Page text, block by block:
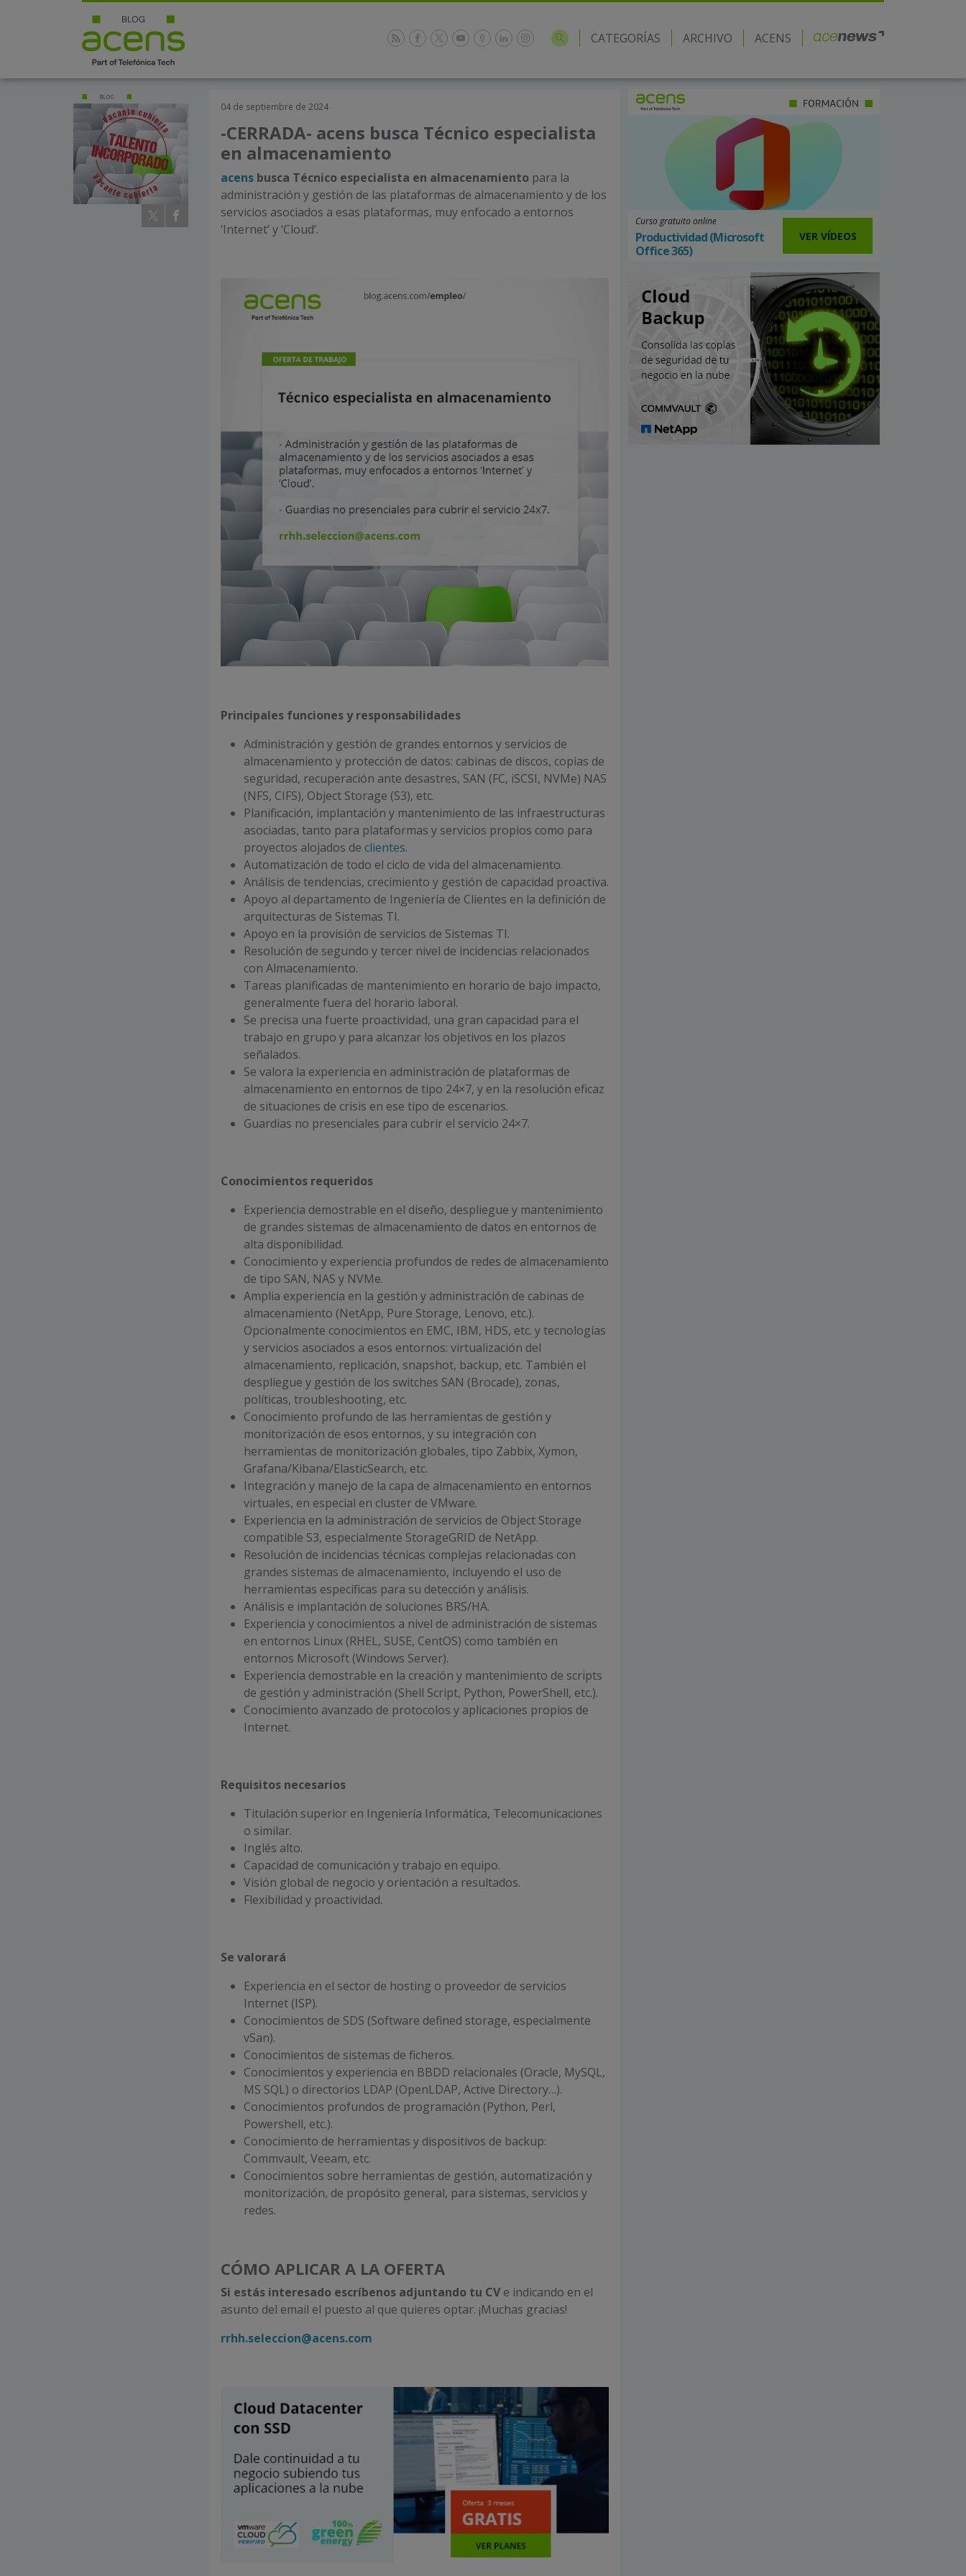
CATEGORÍAS ARCHIVO ACENS
04 de septiembre de 2024
-CERRADA- acens busca Técnico especialista
en almacenamiento
acens busca Técnico especialista en almacenamiento para la
administración y gestión de las plataformas de almacenamiento y de los
servicios asociados a esas plataformas, muy enfocado a entornos
‘Internet’ y ‘Cloud’.
Principales funciones y responsabilidades
Administración y gestión de grandes entornos y servicios de
almacenamiento y protección de datos: cabinas de discos, copias de
seguridad, recuperación ante desastres, SAN (FC, iSCSI, NVMe) NAS
(NFS, CIFS), Object Storage (S3), etc.
Planificación, implantación y mantenimiento de las infraestructuras
asociadas, tanto para plataformas y servicios propios como para
proyectos alojados de clientes.
Automatización de todo el ciclo de vida del almacenamiento.
Análisis de tendencias, crecimiento y gestión de capacidad proactiva.
Apoyo al departamento de Ingeniería de Clientes en la definición de
arquitecturas de Sistemas TI.
Apoyo en la provisión de servicios de Sistemas TI.
Resolución de segundo y tercer nivel de incidencias relacionados
con Almacenamiento.
Tareas planificadas de mantenimiento en horario de bajo impacto,
generalmente fuera del horario laboral.
Se precisa una fuerte proactividad, una gran capacidad para el
trabajo en grupo y para alcanzar los objetivos en los plazos
señalados.
Se valora la experiencia en administración de plataformas de
almacenamiento en entornos de tipo 24×7, y en la resolución eficaz
de situaciones de crisis en ese tipo de escenarios.
Guardias no presenciales para cubrir el servicio 24×7.
Conocimientos requeridos
Experiencia demostrable en el diseño, despliegue y mantenimiento
de grandes sistemas de almacenamiento de datos en entornos de
alta disponibilidad.
Conocimiento y experiencia profundos de redes de almacenamiento
de tipo SAN, NAS y NVMe.
Amplia experiencia en la gestión y administración de cabinas de
almacenamiento (NetApp, Pure Storage, Lenovo, etc.).
Opcionalmente conocimientos en EMC, IBM, HDS, etc. y tecnologías
y servicios asociados a esos entornos: virtualización del
almacenamiento, replicación, snapshot, backup, etc. También el
despliegue y gestión de los switches SAN (Brocade), zonas,
políticas, troubleshooting, etc.
Conocimiento profundo de las herramientas de gestión y
monitorización de esos entornos, y su integración con
herramientas de monitorización globales, tipo Zabbix, Xymon,
Grafana/Kibana/ElasticSearch, etc.
Integración y manejo de la capa de almacenamiento en entornos
virtuales, en especial en cluster de VMware.
Experiencia en la administración de servicios de Object Storage
compatible S3, especialmente StorageGRID de NetApp.
Resolución de incidencias técnicas complejas relacionadas con
grandes sistemas de almacenamiento, incluyendo el uso de
herramientas específicas para su detección y análisis.
Análisis e implantación de soluciones BRS/HA.
Experiencia y conocimientos a nivel de administración de sistemas
en entornos Linux (RHEL, SUSE, CentOS) como también en
entornos Microsoft (Windows Server).
Experiencia demostrable en la creación y mantenimiento de scripts
de gestión y administración (Shell Script, Python, PowerShell, etc.).
Conocimiento avanzado de protocolos y aplicaciones propios de
Internet.
Requisitos necesarios
Titulación superior en Ingeniería Informática, Telecomunicaciones
o similar.
Inglés alto.
Capacidad de comunicación y trabajo en equipo.
Visión global de negocio y orientación a resultados.
Flexibilidad y proactividad.
Se valorará
Experiencia en el sector de hosting o proveedor de servicios
Internet (ISP).
Conocimientos de SDS (Software defined storage, especialmente
vSan).
Conocimientos de sistemas de ficheros.
Conocimientos y experiencia en BBDD relacionales (Oracle, MySQL,
MS SQL) o directorios LDAP (OpenLDAP, Active Directory…).
Conocimientos profundos de programación (Python, Perl,
Powershell, etc.).
Conocimiento de herramientas y dispositivos de backup:
Commvault, Veeam, etc.
Conocimientos sobre herramientas de gestión, automatización y
monitorización, de propósito general, para sistemas, servicios y
redes.
CÓMO APLICAR A LA OFERTA
Si estás interesado escríbenos adjuntando tu CV e indicando en el
asunto del email el puesto al que quieres optar. ¡Muchas gracias!
rrhh.seleccion@acens.com
Curso gratuito online
Productividad (Microsoft
Office 365)
VER VÍDEOS